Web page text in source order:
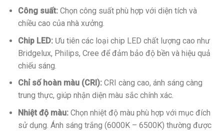
Công suất:Chọn công suất phù hợp với diện tích và
chiều cao của nhà xưởng.
Chip LED:Ưu tiên các loại chip LED chất lượng cao như
Bridgelux, Philips, Cree để đảm bảo độ bền và hiệu quả
chiếu sáng.
Chỉ số hoàn màu (CRI):CRI càng cao, ánh sáng càng
trung thực, giúp nhận diện màu sắc chính xác.
Nhiệt độ màu:Chọn nhiệt độ màu phù hợp với mục đích
sử dụng. Ánh sáng trắng (6000K – 6500K) thường được